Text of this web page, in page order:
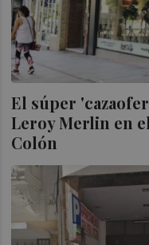
El súper
Leroy Merlin en
Colón